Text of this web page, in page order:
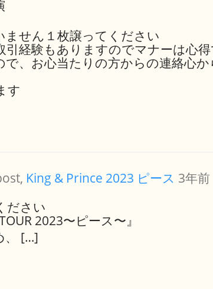
ません１枚譲ってください
引経験もありますのでマナーは心
で、お心当たりの方からの連絡心
す
King & Prince 2023 ピース 3年前
ださい
2023〜ピース〜』
、 […]